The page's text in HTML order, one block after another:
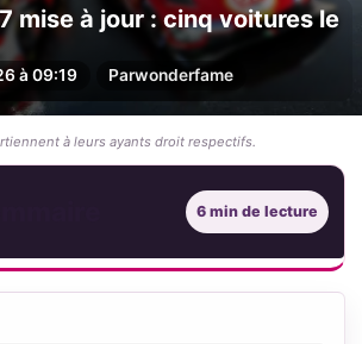
mise à jour : cinq voitures le
à 09:19 Parwonderfame
à leurs ayants droit respectifs.
6 min de lecture